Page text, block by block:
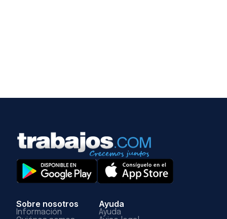
Sobre nosotros
Información
Ayuda
Ayuda